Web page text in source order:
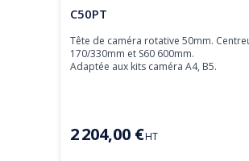
Tête de caméra
C50PT
Tête de caméra rotative 50mm.
170/330mm et S60 600mm.
Adaptée aux kits caméra A4, B5.
2 204,00 €HT